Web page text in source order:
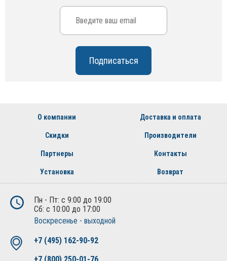
О компании Доставка и оплата
Скидки Производители
Партнеры Контакты
Установка Возврат
Пн - Пт: с 9:00 до 19:00
Сб: с 10:00 до 17:00
Воскресенье - выходной
+7 (495) 162-90-92